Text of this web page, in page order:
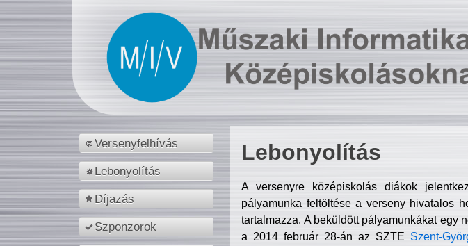
Versenyfelhívás
Lebonyolítás
Díjazás
Szponzorok
Lebonyolítás
A versenyre középiskolás diákok
pályamunka feltöltése a verseny hivatalos
tartalmazza. A beküldött pályamunkákat egy
a 2014 február 28-án az SZTE Szent-